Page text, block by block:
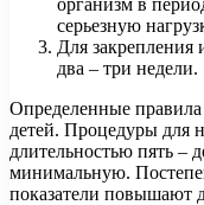
серьезную
Для закрепления
два – три недели.
Определенные
детей. Процедуры для
длительностью пять –
минимальную.
показатели повышают